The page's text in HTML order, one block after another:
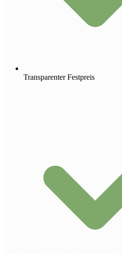
Transparenter Festpreis